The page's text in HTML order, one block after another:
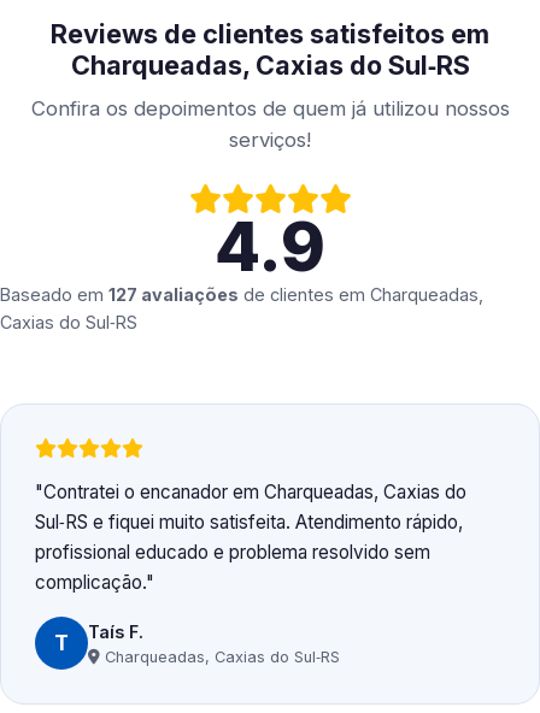
Reviews de clientes satisfeitos em
Charqueadas, Caxias do Sul‑RS
Confira os depoimentos de quem já utilizou nossos
serviços!
4.9
Baseado em 127 avaliações de clientes em Charqueadas,
Caxias do Sul‑RS
Contratei o encanador em Charqueadas, Caxias do
Sul‑RS e fiquei muito satisfeita. Atendimento rápido,
profissional educado e problema resolvido sem
complicação.
T Taís F.
Charqueadas, Caxias do Sul‑RS